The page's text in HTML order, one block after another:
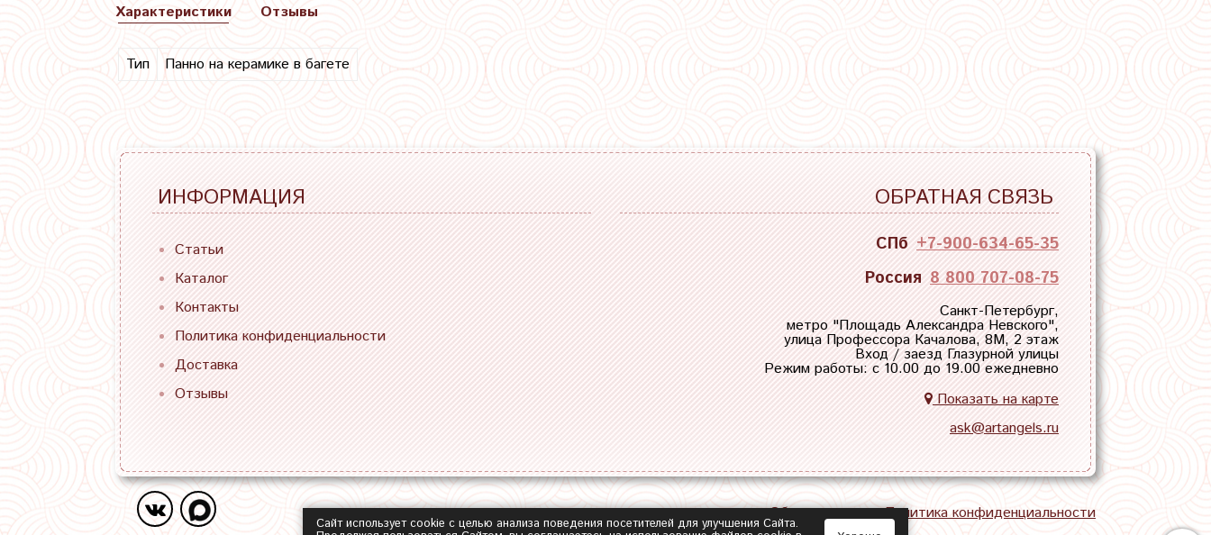
Характеристики
Тип Панно на керамике в багете
Отзывы
ИНФОРМАЦИЯ
Статьи
Каталог
Контакты
Политика конфиденциальности
Доставка
Отзывы
ОБРАТНАЯ СВЯЗЬ
СПб +7-900-634-65-35
Россия 8 800 707-08-75
Санкт-Петербург,
метро "Площадь Александра Невского",
улица Профессора Качалова, 8М, 2 этаж
Вход / заезд Глазурной улицы
Режим работы: с 10.00 до 19.00 ежедневно
Показать на карте
ask@artangels.ru
Обратная связь Политика конфиденциальности
Сайт использует cookie с целью анализа поведения посетителей для улучшения Сайта.